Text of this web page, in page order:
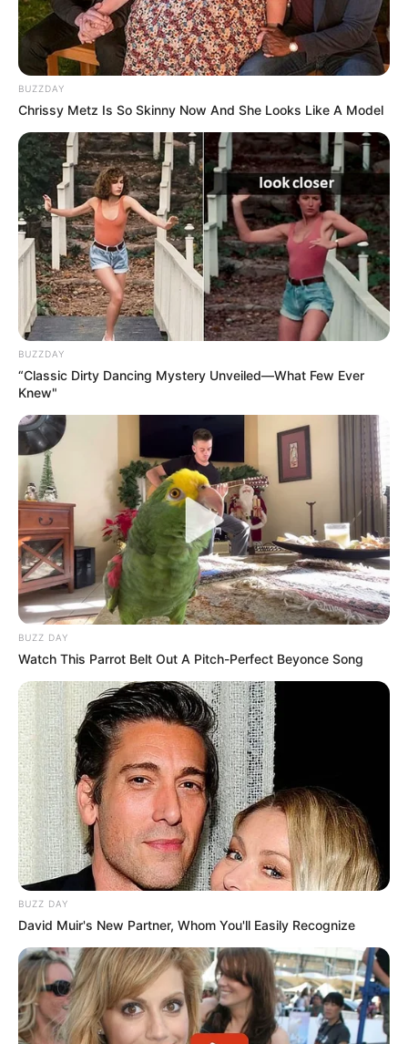
BUZZDAY
Chrissy Metz Is So Skinny Now And She Looks Like A Model
BUZZDAY
“Classic Dirty Dancing Mystery Unveiled—What Few Ever
Knew"
BUZZ DAY
Watch This Parrot Belt Out A Pitch-Perfect Beyonce Song
BUZZ DAY
David Muir's New Partner, Whom You'll Easily Recognize